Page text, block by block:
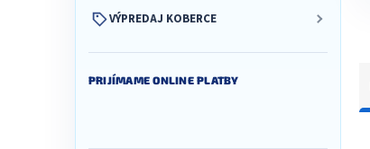
VÝPREDAJ KOBERCE
PRIJÍMAME ONLINE PLATBY